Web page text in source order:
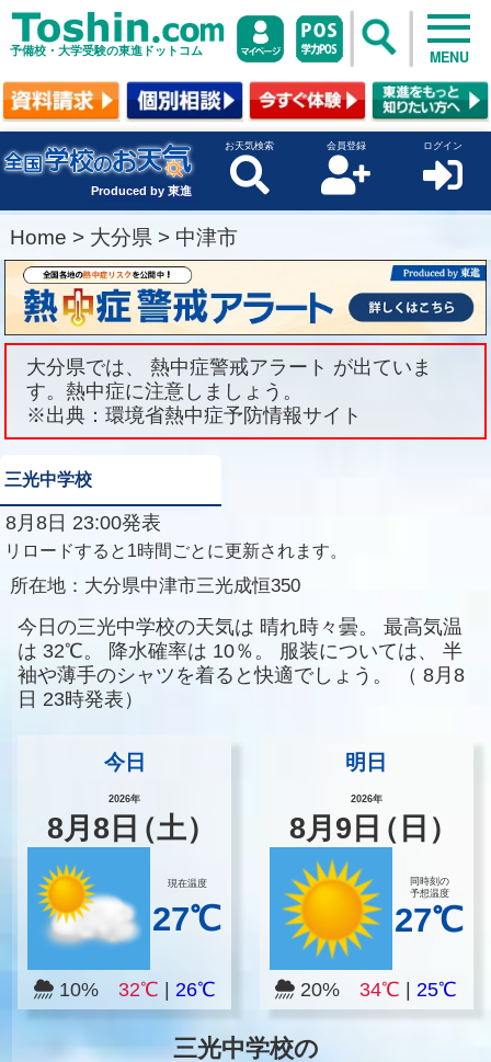
予備校・大学受験の東進ドットコム MENU
Produced by 東進
お天気検索 会員登録 ログイン
Home > 大分県 > 中津市
大分県では、 熱中症警戒アラート が出ていま
す。熱中症に注意しましょう。
※出典：環境省熱中症予防情報サイト
三光中学校
8月8日 23:00発表
リロードすると1時間ごとに更新されます。
所在地： 大分県中津市三光成恒350
今日の三光中学校の天気は 晴れ時々曇。
最高気温
は 32℃。 降水確率は 10％。 服装については、
半
袖や薄手のシャツを着ると快適でしょう。
（ 8月8
日 23時発表）
今日
2026年
8月8 日（土）
現在温度
27℃
10% 32℃ 26℃
明日
2026年
8月 9 日（日）
同時刻の
予想温度
27℃
20%34℃ |25℃
三光中学校の